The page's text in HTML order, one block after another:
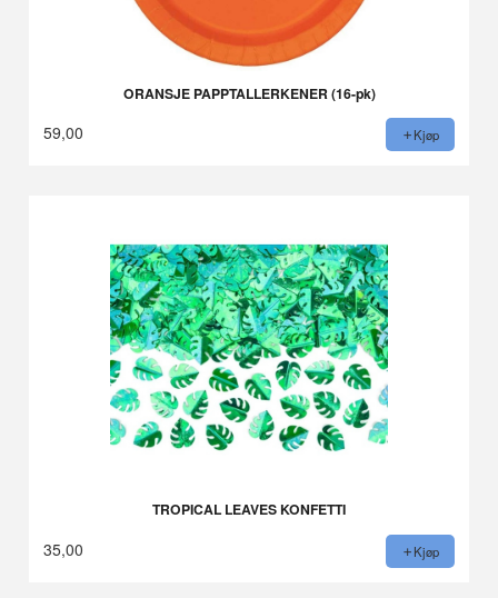
ORANSJE PAPPTALLERKENER (16-pk)
59,00 Kjøp
TROPICAL LEAVES KONFETTI
35,00 Kjøp